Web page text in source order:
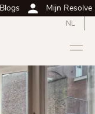
Blogs Mijn Resolve
NL